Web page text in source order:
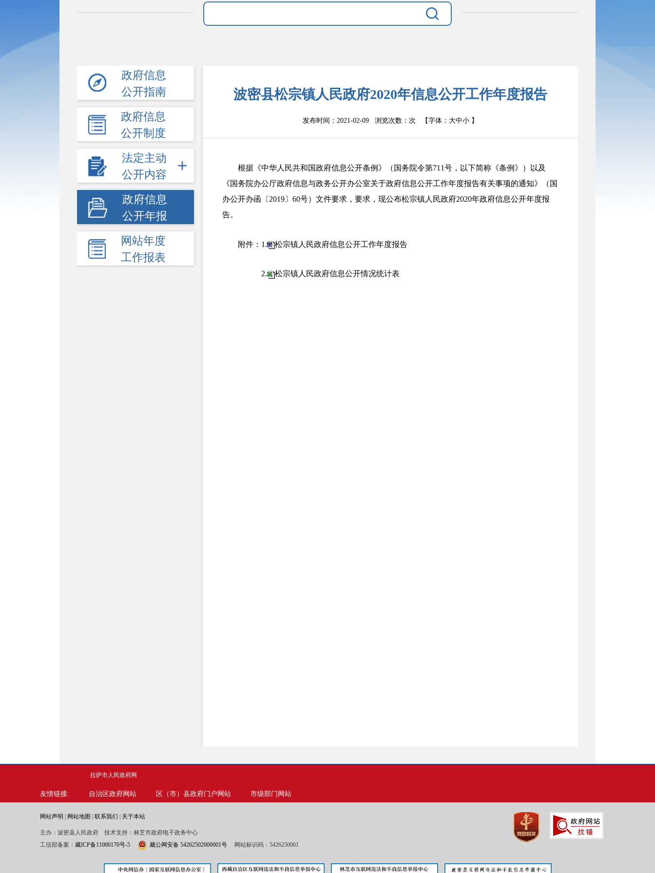
政府信息
公开指南
政府信息
公开制度
法定主动
公开内容
政府信息
公开年报
网站年度
工作报表
波密县松宗镇人民政府2020年信息公开工作年度报告
发布时间：2021-02-09 浏览次数： 次 【字体： 大中小 】
根据《中华人民共和国政府信息公开条例》（国务院令第711号，以下简称《条例》）
以及
《国务院办公厅政府信息与政务公开办公室关于政府信息公开工作年度报告有关事项的通知》（国
办公开办函〔 2019〕60号）文件要求 ， 要求，现公布松宗镇人民政府2020年政府信息公开年度报
告。
附件：1. 松宗镇人民政府信息公开工作年度报告
2. 松宗镇人民政府信息公开情况统计表
拉萨市人民政府网
友情链接: 自治区政府网站 区（市）县政府门户网站 市级部门网站
网站声明 网站地图 联系我们 关于本站
主办：波密县人民政府 技术支持：林芝市政府电子政务中心
工信部备案： 藏ICP备11000170号-5 藏公网安备 54262502000001号 网站标识码：5426250001